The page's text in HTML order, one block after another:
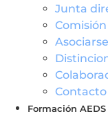
Junta
Asociarse
Formación AEDS